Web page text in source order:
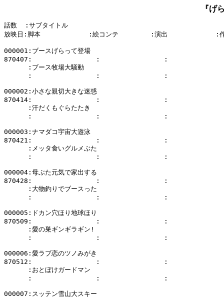
『げ
話数  :サブタイトル
放映日:脚本            :絵コンテ        :演出            :作
000001:ブースげらって登場
870407:                :                :
      :ブース牧場大騒動
:                :                :
000002:小さな親切大きな迷惑
870414:                :                :
      :汗だくもぐらたたき
:                :                :
000003:ナマダコ宇宙大遊泳
870421:                :                :
      :メッタ食いグルメぶた
:                :                :
000004:母ぶた元気で家出する
870428:                :                :
      :大物釣りでブースった
:                :                :
000005:ドカン穴ほり地球ほり
870509:                :                :
      :愛の巣ギンギラギン!
:                :                :
000006:愛ラブ恋のツノみがき
870512:                :                :
      :おとぼけガードマン
:                :                :
000007:スッテン雪山大スキー